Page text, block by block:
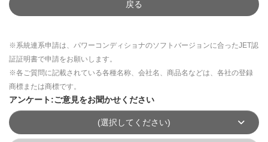
戻る
※系統連系申請は、パワーコンディショナのソフトバージョンに合ったJET認
証証明書で申請をお願いします。
※各ご質問に記載されている各種名称、会社名、商品名などは、各社の登録
商標または商標です。
アンケート:ご意見をお聞かせください
(選択してください)